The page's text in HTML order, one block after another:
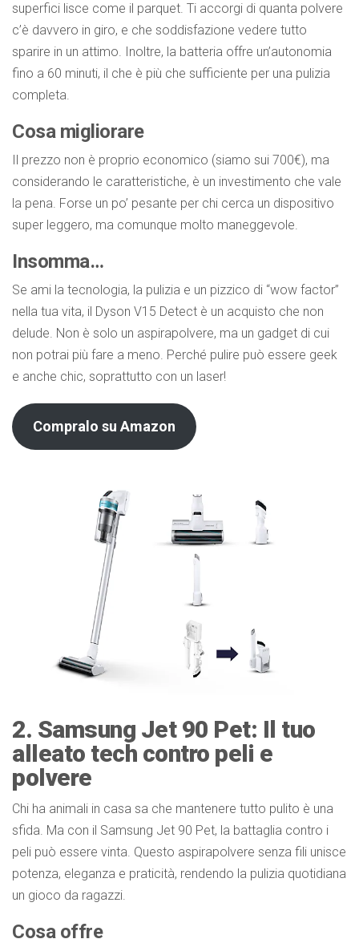
superfici lisce come il parquet. Ti accorgi di quanta polvere
c’è davvero in giro, e che soddisfazione vedere tutto
sparire in un attimo. Inoltre, la batteria offre un’autonomia
fino a 60 minuti, il che è più che sufficiente per una pulizia
completa.
Cosa migliorare
Il prezzo non è proprio economico (siamo sui 700€), ma
considerando le caratteristiche, è un investimento che vale
la pena. Forse un po’ pesante per chi cerca un dispositivo
super leggero, ma comunque molto maneggevole.
Insomma…
Se ami la tecnologia, la pulizia e un pizzico di “wow factor”
nella tua vita, il Dyson V15 Detect è un acquisto che non
delude. Non è solo un aspirapolvere, ma un gadget di cui
non potrai più fare a meno. Perché pulire può essere geek
e anche chic, soprattutto con un laser!
Compralo su Amazon
2. Samsung Jet 90 Pet: Il tuo
alleato tech contro peli e
polvere
Chi ha animali in casa sa che mantenere tutto pulito è una
sfida. Ma con il Samsung Jet 90 Pet, la battaglia contro i
peli può essere vinta. Questo aspirapolvere senza fili unisce
potenza, eleganza e praticità, rendendo la pulizia quotidiana
un gioco da ragazzi.
Cosa offre